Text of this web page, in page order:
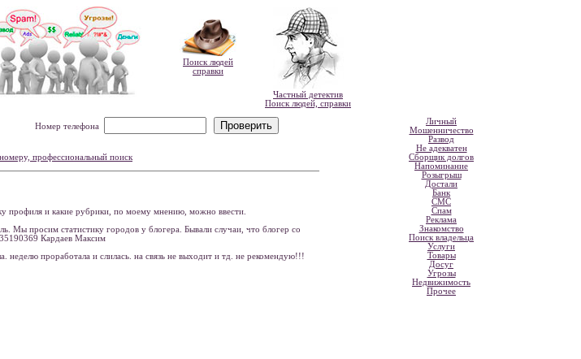
Поиск людей
справки
Частный детектив
Поиск людей, справки
Номер телефона
профессиональный поиск
профиля и какие рубрики, по моему мнению, можно ввести.
Мы просим статистику городов у блогера. Бывали случаи, что блогер со
Кардаев Максим
неделю проработала и слилась. на связь не выходит и тд. не рекомендую!!!
Личный
Мошенничество
Развод
Не адекватен
Сборщик долгов
Напоминание
Розыгрыш
Достали
Банк
СМС
Спам
Реклама
Знакомство
Поиск владельца
Услуги
Товары
Досуг
Угрозы
Недвижимость
Прочее